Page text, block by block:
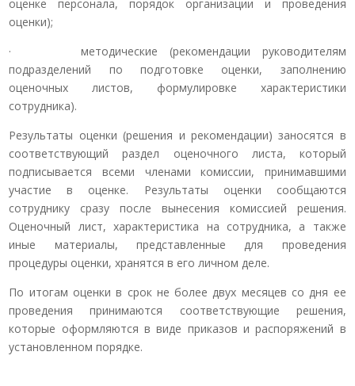
оценке персонала, порядок организации и проведения
оценки);
· методические (рекомендации руководителям
подразделений по подготовке оценки, заполнению
оценочных листов, формулировке характеристики
сотрудника).
Результаты оценки (решения и рекомендации) заносятся в
соответствующий раздел оценочного листа, который
подписывается всеми членами комиссии, принимавшими
участие в оценке. Результаты оценки сообщаются
сотруднику сразу после вынесения комиссией решения.
Оценочный лист, характеристика на сотрудника, а также
иные материалы, представленные для проведения
процедуры оценки, хранятся в его личном деле.
По итогам оценки в срок не более двух месяцев со дня ее
проведения принимаются соответствующие решения,
которые оформляются в виде приказов и распоряжений в
установленном порядке.